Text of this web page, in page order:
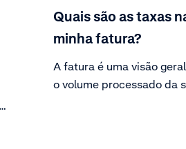
Quais são as taxas
minha fatura?
A fatura é uma visão
o volume processado da